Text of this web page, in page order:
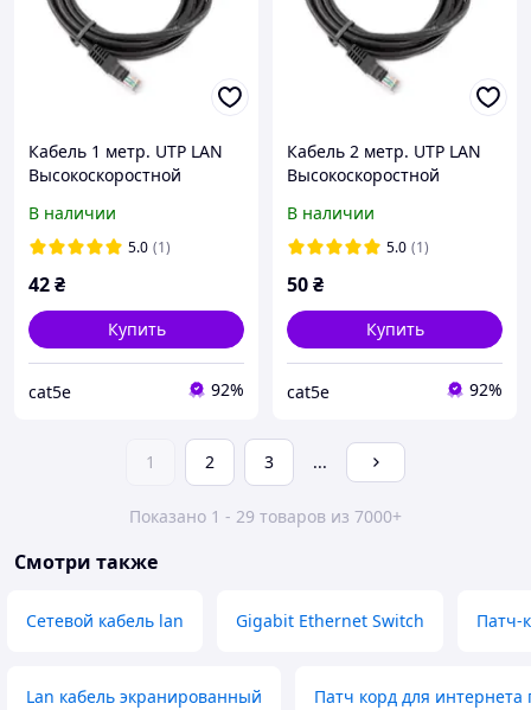
Кабель 1 метр. UTP LAN
Высокоскоростной
Ethernet кабель для
интернета передачи
В наличии
5.0 (1)
42₴
Купить
cat5e 92%
Кабель 2 метр. UTP LAN
Высокоскоростной
Ethernet кабель для
интернета передачи
В наличии
5.0 (1)
50₴
Купить
cat5e 92%
1 2 3 ...
Показано 1 - 29 товаров из 7000+
Смотри также
Сетевой кабель lan Gigabit Ethernet Switch Патч-
Lan кабель экранированный Патч корд для интернета